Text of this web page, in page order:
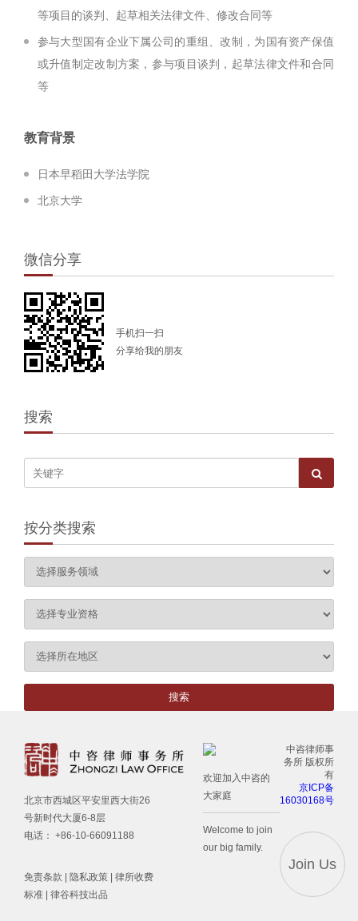
等项目的谈判、起草相关法律文件、修改合同等
参与大型国有企业下属公司的重组、改制，为国有资产保值
或升值制定改制方案，参与项目谈判，起草法律文件和合同
等
教育背景
日本早稻田大学法学院
北京大学
微信分享
手机扫一扫
分享给我的朋友
搜索
按分类搜索
北京市西城区平安里西大街26
号新时代大厦6-8层
电话： +86-10-66091188
免责条款 隐私政策
律所收费
标准 | 律谷科技出品
欢迎加入中咨的
大家庭
Welcome to join
our big family.
中咨律师事
务所 版权所
有
京ICP备
16030168号
Join Us